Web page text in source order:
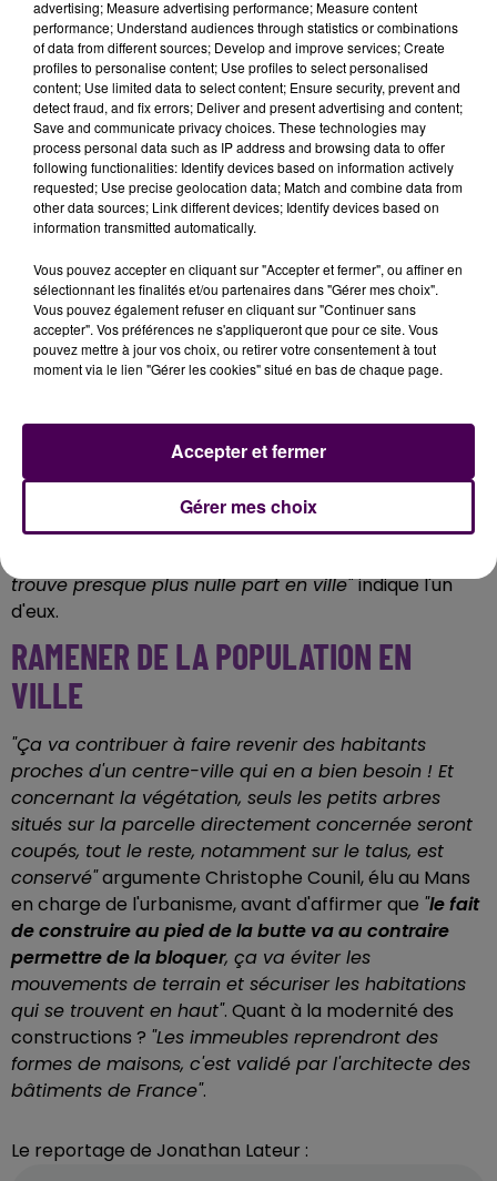
ne suscite pas de grand enthousiasme :"Les
matériaux utilisés ne nous rassurent pas, d'autant
quela muraille est toute proche, ça va jurer"
commente-t-on.
RECOURS AUPRÈS DU TRIBUNAL
ADMINISTRATIF
Porté par une dizaine de riverains,
contentieux visant à faire annuler le permis de
construirea été adressé au tribunal administratif de
Nantes. La démarche n'étant pas"suspensive", rien ne
s'oppose en théorie, depuis ce vendredi 21 mars, à ce
que le chantier démarre. Mais pour l'instant, hormis un
pour appuyer leur opposition au projet, ces mêmes
habitants s'apprêtent à lancer une pétition en ligne :
"On n'est pas du tout contre le fait que des gens
viennent s'installer dans le secteur, y compris si
c'était du logement social, c'est surtout pour
trouve presque plus nulle part en ville"indique l'un
d'eux.
RAMENER DE LA POPULATION EN
VILLE
"Ça va contribuer à faire revenir des habitants
proches d'un centre-ville qui en a bien besoin ! Et
concernant la végétation, seuls les petits arbres
situés sur la parcelle directement concernée seront
coupés, tout le reste, notamment sur le talus, est
conservé"argumente Christophe Counil, élu au Mans
en charge de l'urbanisme, avant d'affirmer que "le fait
de construire au pied de la butte va au contraire
permettre de la bloquer, ça va éviter les
mouvements de terrain et sécuriser les habitations
qui se trouvent en haut". Quant à la modernité des
constructions ? "Les immeubles reprendront des
formes de maisons, c'est validé par l'architecte des
bâtiments de France".
Le reportage de Jonathan Lateur :
advertising; Measure advertising performance; Measure content
performance; Understand audiences through statistics or combinations
of data from different sources; Develop and improve services; Create
profiles to personalise content; Use profiles to select personalised
content; Use limited data to select content; Ensure security, prevent and
detect fraud, and fix errors; Deliver and present advertising and content;
Save and communicate privacy choices. These technologies may
process personal data such as IP address and browsing data to offer
following functionalities: Identify devices based on information actively
requested; Use precise geolocation data; Match and combine data from
other data sources; Link different devices; Identify devices based on
information transmitted automatically.
Vous pouvez accepter en cliquant sur "Accepter et fermer", ou affiner en
sélectionnant les finalités et/ou partenaires dans "Gérer mes choix".
Vous pouvez également refuser en cliquant sur "Continuer sans
accepter". Vos préférences ne s'appliqueront que pour ce site. Vous
pouvez mettre à jour vos choix, ou retirer votre consentement à tout
moment via le lien "Gérer les cookies" situé en bas de chaque page.
Gérer mes choix
Accepter et fermer